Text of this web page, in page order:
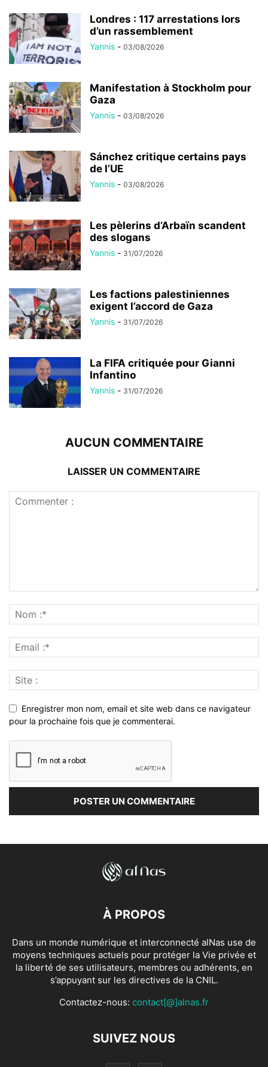
Londres : 117 arrestations lors
d’un rassemblement
Yannis - 03/08/2026
Manifestation à Stockholm pour
Gaza
Yannis - 03/08/2026
Sánchez critique certains pays
de l’UE
Yannis - 03/08/2026
Les pèlerins d’Arbaïn scandent
des slogans
Yannis - 31/07/2026
Les factions palestiniennes
exigent l’accord de Gaza
Yannis - 31/07/2026
La FIFA critiquée pour Gianni
Infantino
Yannis - 31/07/2026
AUCUN COMMENTAIRE
LAISSER UN COMMENTAIRE
Enregistrer mon nom, email et site web dans ce navigateur
pour la prochaine fois que je commenterai.
À PROPOS
Dans un monde numérique et interconnecté alNas use de
moyens techniques actuels pour protéger la Vie privée et
la liberté de ses utilisateurs, membres ou adhérents, en
s’appuyant sur les directives de la CNIL.
Contactez-nous: contact[@]alnas.fr
SUIVEZ NOUS